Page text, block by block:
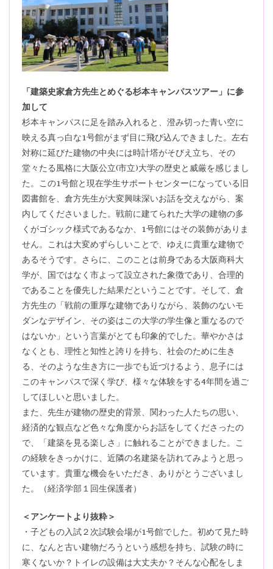
「建築史家倉方先生とめぐる杉本キャンパスツアー」に参
加して
杉本キャンパスに足を踏み入れると、澄み切った青い空に
映える真っ白な1号館がまず目に飛び込んできました。左右
対称に延びた建物の中央には時計塔がそびえ立ち、その
堂々たる風格に大阪公立(市立)大学の歴史と威厳を感じまし
た。この1号館と現在学生サポートセンターになっている旧
図書館を、倉方先生が大変興味深いお話を交えながら、案
内してくださいました。戦前に建てられた大学の建物の多
くがゴシック様式であるなか、1号館にはその装飾がありま
せん。これは大変めずらしいことで、ゆえに貴重な建物で
あるそうです。さらに、このことは前身である大阪商科大
学が、国ではなく市よって設立された象徴であり、合理的
であることを優先した結果だということです。そして、倉
方先生の「戦前の重厚な建物でありながら、装飾のないモ
ダンなデザイン、その姿はこの大学の学生像と重なるので
はないか」という言葉がとても印象的でした。華やかさは
なくとも、理性と知性と誇りを持ち、社会のために生き
る、そのような生き方に一歩でも近づけるよう、息子には
このキャンパスで深く学び、様々な体験をする4年間を過ご
してほしいと思いました。
また、先生が建物の歴史的背景、関わった人たちの思い、
経済的な観点など色々な角度からお話をしてくださったの
で、「建築を見る楽しさ」に触れることができました。こ
の経験をきっかけに、近隣の名建築を訪れてみようと思っ
ています。貴重な機会をいただき、ありがとうございまし
た。（経済学部１回生保護者）
＜アンケートより抜粋＞
・子どもの入試２次試験会場が1号館でした。初めて見た時
に、なんと古い建物だろうという感想を持ち、試験の時に
寒くないか？トイレの設備は大丈夫か？そんな心配をしま